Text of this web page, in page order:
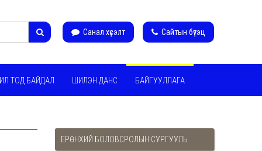
Санал хүсэлт Сайтын бүтэц
ИЛ ТОД БАЙДАЛ ШИЛЭН ДАНС БАЙГУУЛЛАГА
ЕРӨНХИЙ БОЛОВСРОЛЫН СУРГУУЛЬ